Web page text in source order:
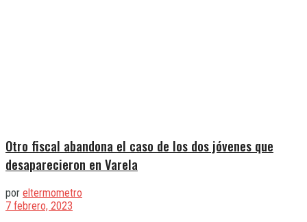
Otro fiscal abandona el caso de los dos jóvenes que
desaparecieron en Varela
por eltermometro
7 febrero, 2023